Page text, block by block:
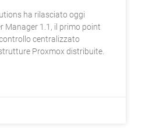
ha rilasciato oggi
Manager 1.1, il primo point
centralizzato
Proxmox distribuite.